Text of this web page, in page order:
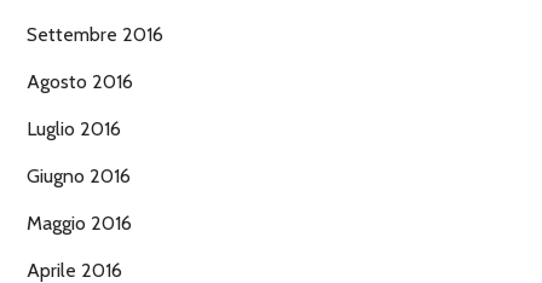
Settembre 2016
Agosto 2016
Luglio 2016
Giugno 2016
Maggio 2016
Aprile 2016